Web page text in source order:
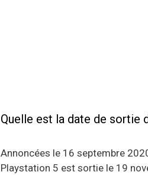
Quelle est la date de sortie
Annoncées le 16 septembre
Playstation 5 est sortie le 19